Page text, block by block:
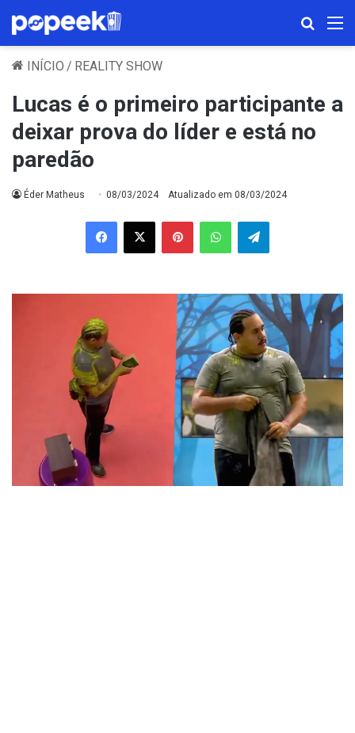
INÍCIO / REALITY SHOW
Lucas é o primeiro participante a
deixar prova do líder e está no
paredão
Éder Matheus 08/03/2024 Atualizado em 08/03/2024
Facebook
X PinterestWhatsAppTelegram